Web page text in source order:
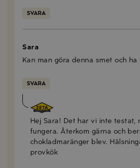
SVARA
Sara
Kan man göra denna smet och ha
SVARA
Anna Mellberg
Hej Sara! Det har vi inte testat,
fungera. Återkom gärna och
chokladmaränger blev.
provkök